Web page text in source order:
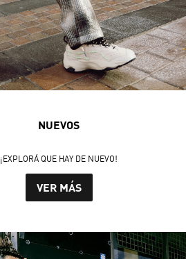
NUEVOS
¡EXPLORÁ QUE HAY DE NUEVO!
VER MÁS